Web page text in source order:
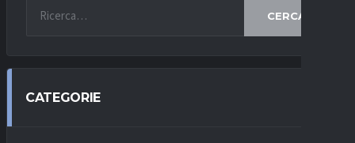
CERCA
CATEGORIE